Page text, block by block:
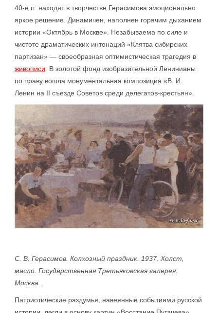
40-е гг. находят в творчестве Герасимова эмоционально
яркое решение. Динамичен, наполнен горячим дыханием
истории «Октябрь в Москве». Незабываема по силе и
чистоте драматических интонаций «Клятва сибирских
партизан» — своеобразная оптимистическая трагедия в
живописи . В золотой фонд изобразительной Ленинианы
по праву вошла монументальная композиция «В. И.
Ленин на II съезде Советов среди делегатов-крестьян».
С. В. Герасимов. Колхозный праздник. 1937. Холст,
масло. Государственная Третьяковская галерея.
Москва.
Патриотические раздумья, навеянные событиями русской